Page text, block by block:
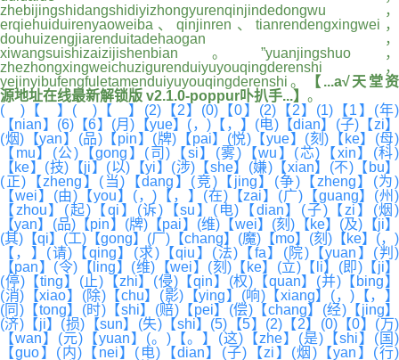
zhebijingshidangshidiyizhongyurenqinjindedongwu，
erqiehuiduirenyaoweiba、qinjinren、tianrendengxingwei，
douhuizengjiarenduitadehaogan，
xiwangsuishizaizijishenbian。”yuanjingshuo，
zhezhongxingweichuzigurenduiyuyouqingderenshi，
yejinyibufengfuletamenduiyuyouqingderenshi。
【...а√天堂资
源地址在线最新解锁版 v2.1.0-poppur卟扒手...】 。
( )【 】( )【 】(2)【2】(0)【0】(2)【2】(1)【1】(年)
【nian】(6)【6】(月)【yue】(，)【，】(电)【dian】(子)【zi】
(烟)【yan】(品)【pin】(牌)【pai】(悦)【yue】(刻)【ke】(母)
【mu】(公)【gong】(司)【si】(雾)【wu】(芯)【xin】(科)
【ke】(技)【ji】(以)【yi】(涉)【she】(嫌)【xian】(不)【bu】
(正)【zheng】(当)【dang】(竞)【jing】(争)【zheng】(为)
【wei】(由)【you】(，)【，】(在)【zai】(广)【guang】(州)
【zhou】(起)【qi】(诉)【su】(电)【dian】(子)【zi】(烟)
【yan】(品)【pin】(牌)【pai】(维)【wei】(刻)【ke】(及)【ji】
(其)【qi】(工)【gong】(厂)【chang】(魔)【mo】(刻)【ke】(，)
【，】(请)【qing】(求)【qiu】(法)【fa】(院)【yuan】(判)
【pan】(令)【ling】(维)【wei】(刻)【ke】(立)【li】(即)【ji】
(停)【ting】(止)【zhi】(侵)【qin】(权)【quan】(并)【bing】
(消)【xiao】(除)【chu】(影)【ying】(响)【xiang】(，)【，】
(同)【tong】(时)【shi】(赔)【pei】(偿)【chang】(经)【jing】
(济)【ji】(损)【sun】(失)【shi】(5)【5】(2)【2】(0)【0】(万)
【wan】(元)【yuan】(。)【。】(这)【zhe】(是)【shi】(国)
【guo】(内)【nei】(电)【dian】(子)【zi】(烟)【yan】(行)